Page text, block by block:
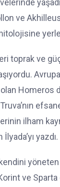
ve
toprak ve
Homeros
ilham
İlyada’yı yazdı.
ve